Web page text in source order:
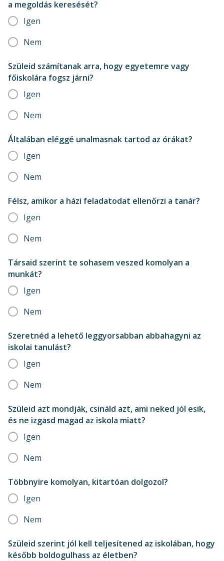
a megoldás keresését?
Igen
Nem
Szüleid számítanak arra, hogy egyetemre vagy
főiskolára fogsz járni?
Igen
Nem
Általában eléggé unalmasnak tartod az órákat?
Igen
Nem
Félsz, amikor a házi feladatodat ellenőrzi a tanár?
Igen
Nem
Társaid szerint te sohasem veszed komolyan a
munkát?
Igen
Nem
Szeretnéd a lehető leggyorsabban abbahagyni az
iskolai tanulást?
Igen
Nem
Szüleid azt mondják, csináld azt, ami neked jól esik,
és ne izgasd magad az iskola miatt?
Igen
Nem
Többnyire komolyan, kitartóan dolgozol?
Igen
Nem
Szüleid szerint jól kell teljesítened az iskolában, hogy
később boldogulhass az életben?